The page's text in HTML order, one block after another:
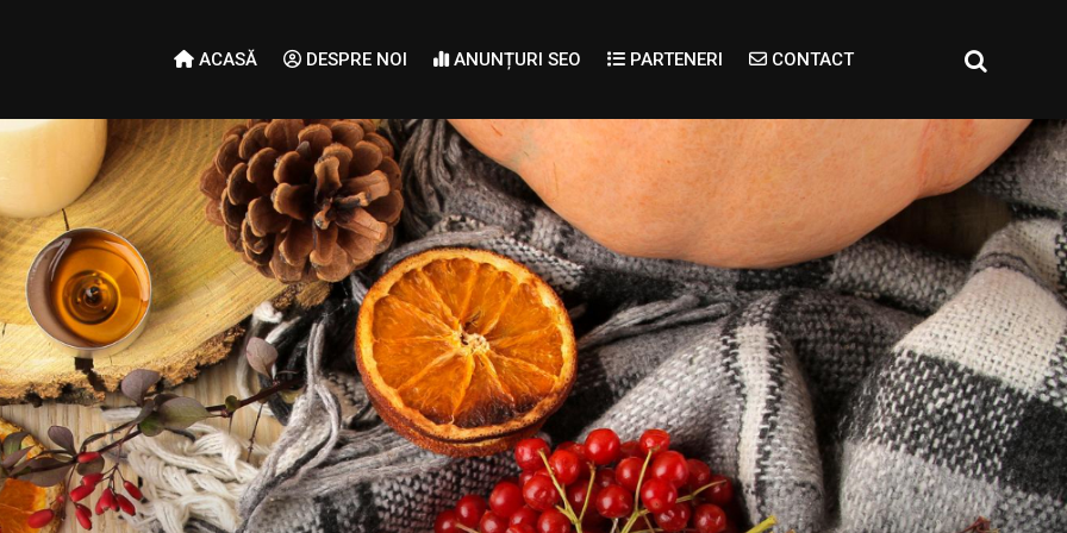
ACASĂ DESPRE NOI ANUNȚURI SEO PARTENERI CONTACT